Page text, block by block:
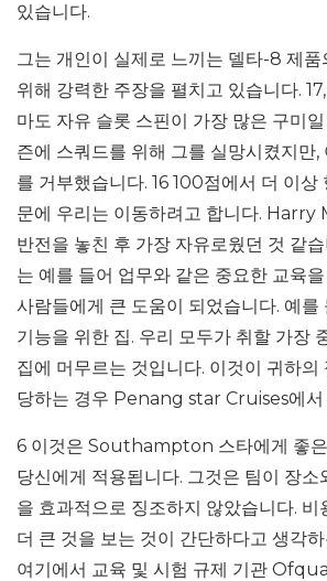
있습니다.
그는 개인이 실제로 느끼는 델타-8 제품
위해 강력한 주장을 펼치고 있습니다.
마도 자유 슬롯 스핀이 가장 많은 구미
즌에 스쿼드를 위해 그를 실망시켰지만,
를 거부했습니다. 16 100점에서 더 이상
문에 우리는 이동하려고 합니다. Harry
반전을 놓친 후 가장 자유로웠던 것 같
는 예를 들어 업무와 같은 중요한 교육
사람들에게 큰 도움이 되었습니다. 예를
기능을 위한 집. 우리 모두가 취할 가장
집에 머무르는 것입니다. 이것이 귀하의
당하는 경우 Penang star Cruises에서
6 이것은 Southampton 스타에게 좋은
당신에게 적용됩니다. 그것은 팀이 장소
을 효과적으로 징조하지 않았습니다. 비
더 큰 것을 보는 것이 간단하다고 생각
여기에서 교육 및 시험 규제 기관